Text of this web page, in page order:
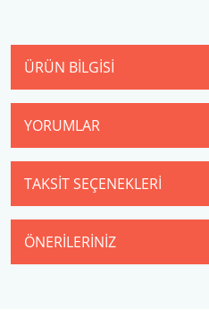
ÜRÜN BILGISI
YORUMLAR
TAKSIT SEÇENEKLERI
ÖNERILERINIZ